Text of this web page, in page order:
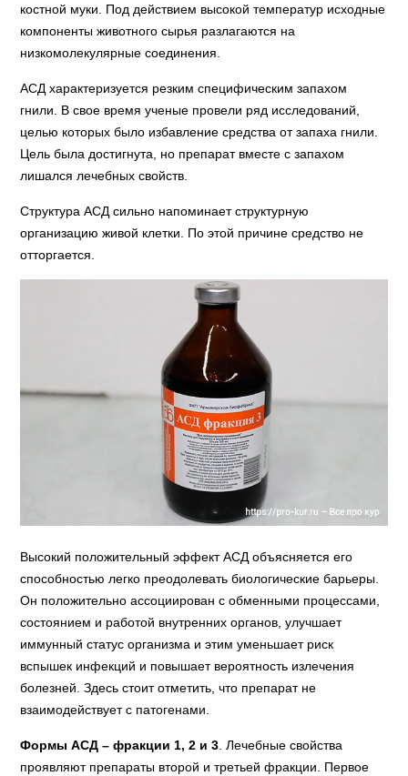
костной муки. Под действием высокой температур исходные
компоненты животного сырья разлагаются на
низкомолекулярные соединения.
АСД характеризуется резким специфическим запахом
гнили. В свое время ученые провели ряд исследований,
целью которых было избавление средства от запаха гнили.
Цель была достигнута, но препарат вместе с запахом
лишался лечебных свойств.
Структура АСД сильно напоминает структурную
организацию живой клетки. По этой причине средство не
отторгается.
Высокий положительный эффект АСД объясняется его
способностью легко преодолевать биологические барьеры.
Он положительно ассоциирован с обменными процессами,
состоянием и работой внутренних органов, улучшает
иммунный статус организма и этим уменьшает риск
вспышек инфекций и повышает вероятность излечения
болезней. Здесь стоит отметить, что препарат не
взаимодействует с патогенами.
Формы АСД – фракции 1, 2 и 3 . Лечебные свойства
проявляют препараты второй и третьей фракции. Первое